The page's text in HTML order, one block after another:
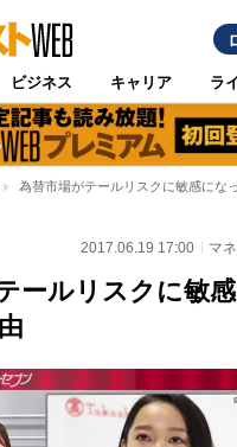
ビジネス キャリア ラ
為替市場がテールリスクに敏感にな
2017.06.19 17:00 マ
ールリスクに敏